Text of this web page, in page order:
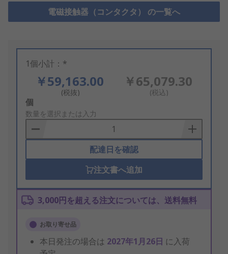
電磁接触器（コンタクタ） の一覧へ
1個小計：*
￥59,163.00
(税抜)
￥65,079.30
(税込)
Add
to
Basket
個
数量を選択または入力
配達日を確認
注文書へ追加
3,000円を超える注文については、送料無料
お取り寄せ品
本日発注の場合は 2027年1月26日 に入荷